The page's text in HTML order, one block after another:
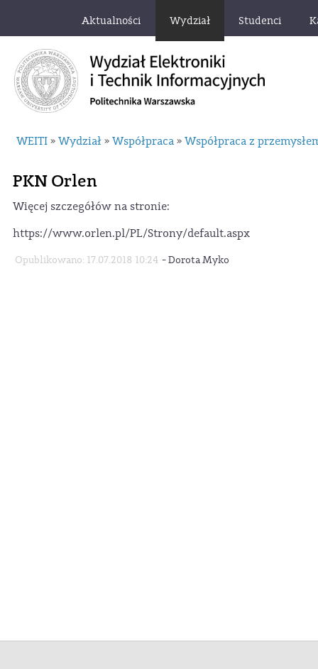
Aktualności Wydział Studenci
WEITI » Wydział » Współpraca » Współpraca z
PKN Orlen
Więcej szczegółów na stronie:
https://www.orlen.pl/PL/Strony/default.aspx
Opublikowano: 17.07.2018 10:24 -Dorota Myko